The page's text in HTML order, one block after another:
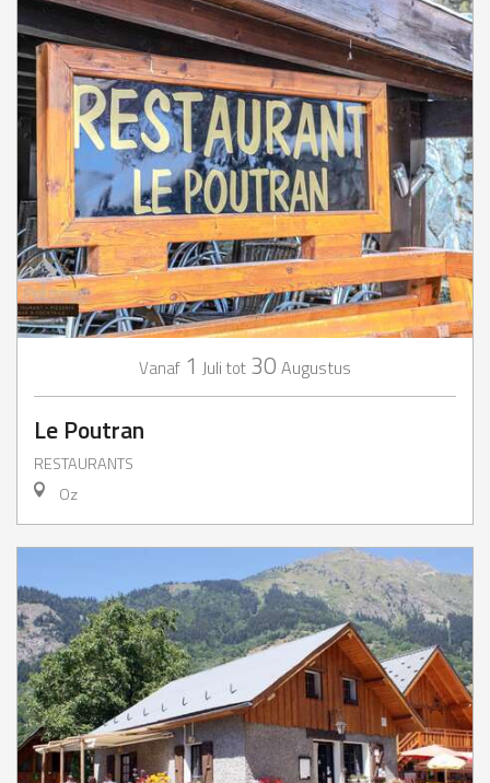
Vanaf 1 Juli tot 30 Augustus
Le Poutran
RESTAURANTS
Oz